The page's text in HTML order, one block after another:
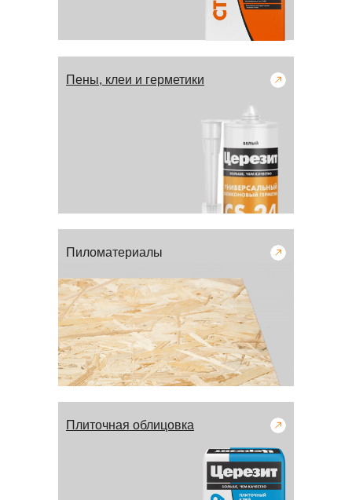
Пены, клеи и герметики
Пиломатериалы
Плиточная облицовка